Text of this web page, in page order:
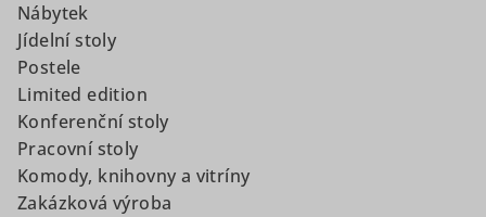
Nábytek
Jídelní stoly
Postele
Limited edition
Konferenční stoly
Pracovní stoly
Komody, knihovny a vitríny
Zakázková výroba